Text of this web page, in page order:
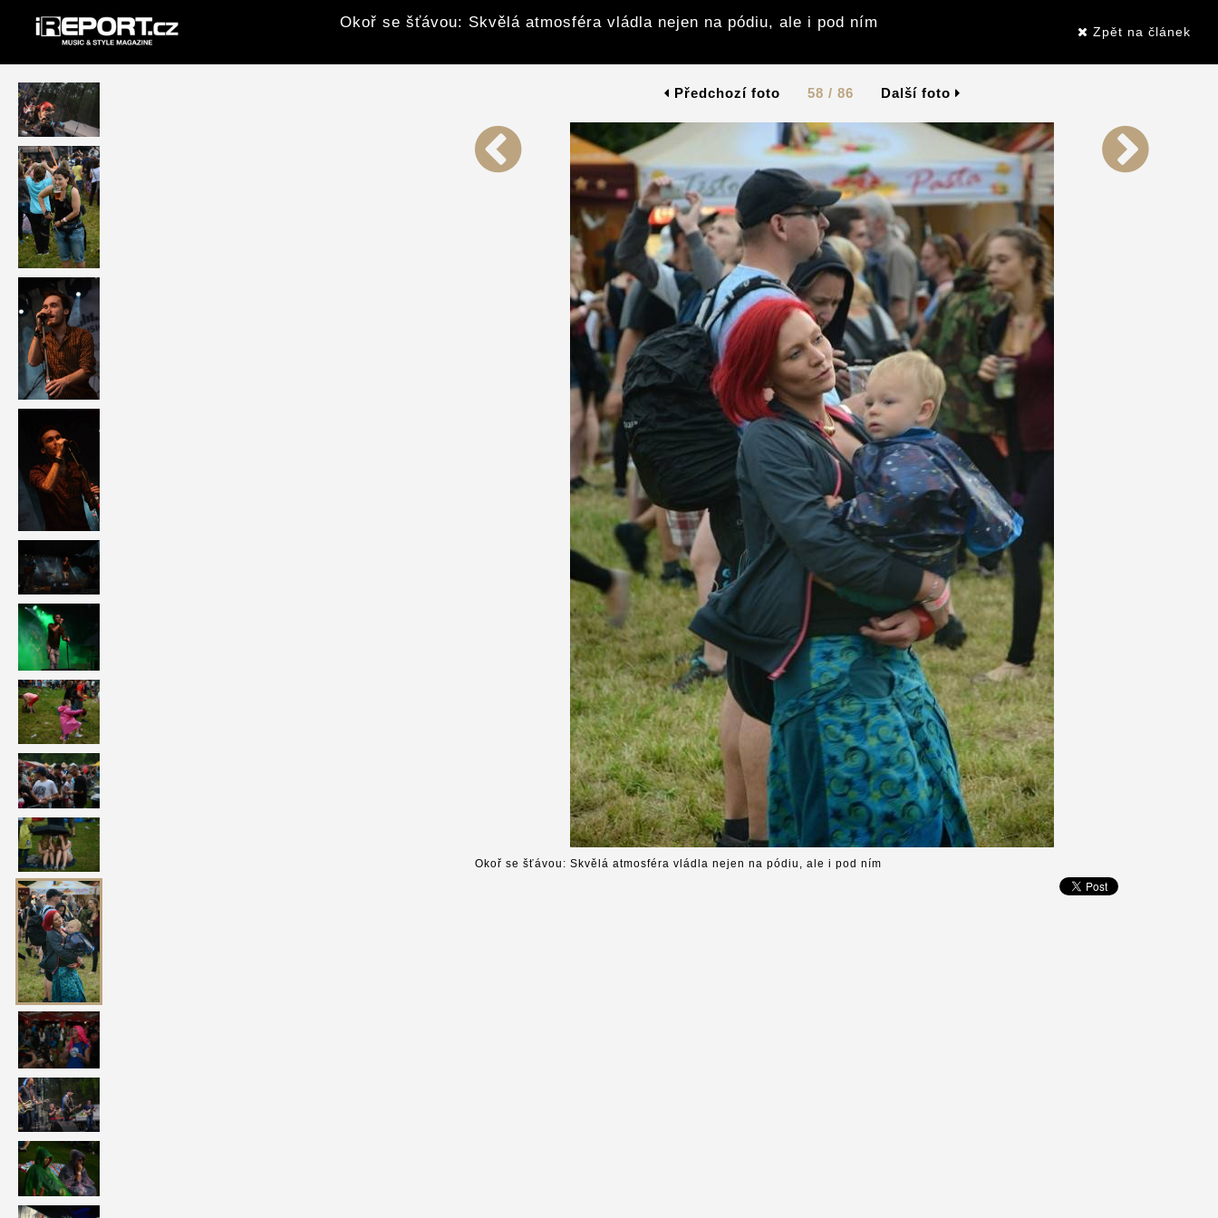
Okoř se šťávou: Skvělá atmosféra vládla nejen na pódiu, ale i pod ním
Zpět na článek
Předchozí foto 58 / 86 Další foto
Okoř se šťávou: Skvělá atmosféra vládla nejen na pódiu, ale i pod ním